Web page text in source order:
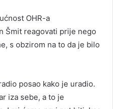
OHR-a
Šmit reagovati prije nego
s obzirom na to da je bilo
posao kako je uradio.
iza sebe, a to je